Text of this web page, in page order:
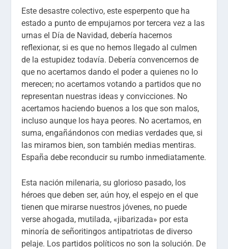
Este desastre colectivo, este esperpento que ha
estado a punto de empujarnos por tercera vez a las
urnas el Día de Navidad, debería hacernos
reflexionar, si es que no hemos llegado al culmen
de la estupidez todavía. Debería convencernos de
que no acertamos dando el poder a quienes no lo
merecen; no acertamos votando a partidos que no
representan nuestras ideas y convicciones. No
acertamos haciendo buenos a los que son malos,
incluso aunque los haya peores. No acertamos, en
suma, engañándonos con medias verdades que, si
las miramos bien, son también medias mentiras.
España debe reconducir su rumbo inmediatamente.
Esta nación milenaria, su glorioso pasado, los
héroes que deben ser, aún hoy, el espejo en el que
tienen que mirarse nuestros jóvenes, no puede
verse ahogada, mutilada, «jibarizada» por esta
minoría de señoritingos antipatriotas de diverso
pelaje. Los partidos políticos no son la solución. De